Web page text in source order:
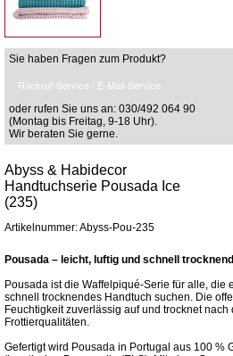
Sie haben Fragen zum Produkt?
Rückruf-Service / E-Mail-Service
oder rufen Sie uns an: 030/492 064 90
(Montag bis Freitag, 9-18 Uhr).
Wir beraten Sie gerne.
Abyss & Habidecor
Handtuchserie Pousada Ice
(235)
Artikelnummer: Abyss-Pou-235
Pousada – leicht, luftig und schnell trocknend
Pousada ist die Waffelpiqué-Serie für alle, die
schnell trocknendes Handtuch suchen. Die
Feuchtigkeit zuverlässig auf und trocknet
Frottierqualitäten.
Gefertigt wird Pousada in Portugal aus 100 %